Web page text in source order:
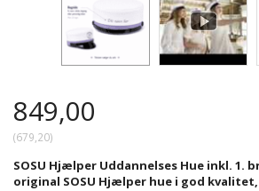
849,00
(679,20)
SOSU Hjælper Uddannelses Hue inkl. 1.
original SOSU Hjælper hue i god